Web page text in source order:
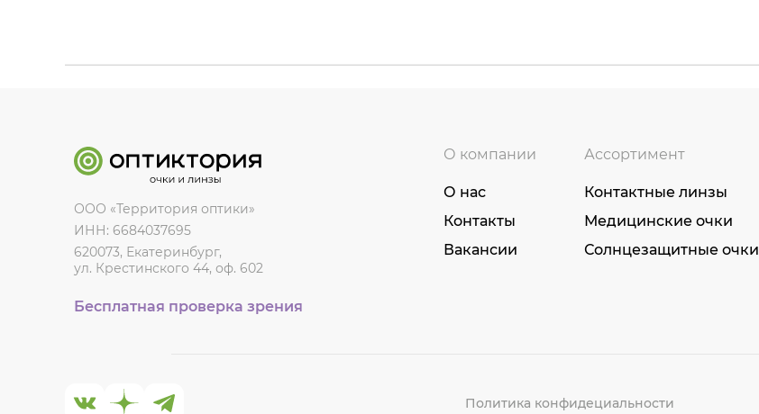
ООО «Территория оптики»
ИНН: 6684037695
620073, Екатеринбург,
ул. Крестинского 44, оф. 602
Бесплатная проверка зрения
О компании
О нас
Контакты
Вакансии
Ассортимент
Контактные линзы
Медицинские очки
Солнцезащитные очки
Политика конфидециальности